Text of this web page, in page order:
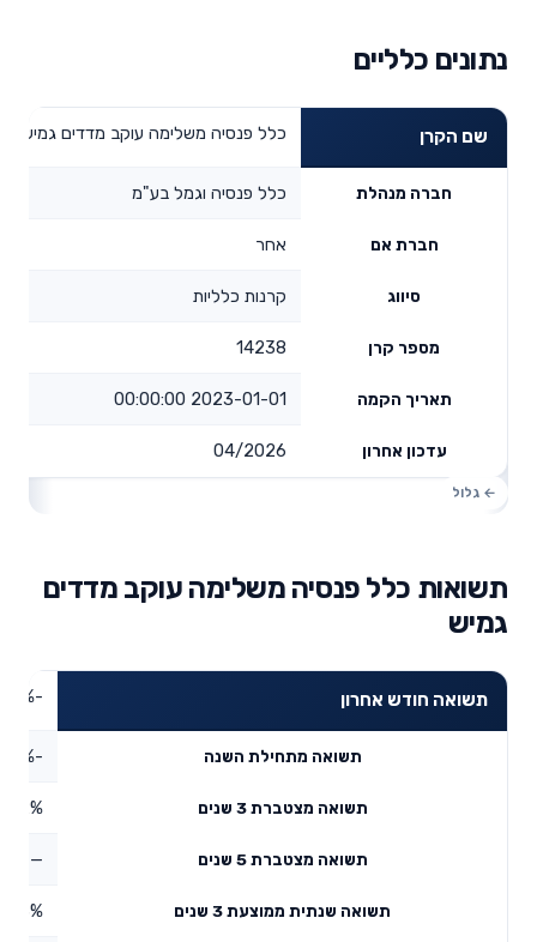
נתונים כלליים
שם הקרן כלל פנסיה משלימה עוקב מדדים גמיש
חברה מנהלת כלל פנסיה וגמל בע"מ
חברת אם אחר
סיווג קרנות כלליות
מספר קרן 14238
תאריך הקמה 2023-01-01 00:00:00
עדכון אחרון 04/2026
תשואות כלל פנסיה משלימה עוקב מדדים
גמיש
תשואה חודש אחרון -1.84%
תשואה מתחילת השנה -4.34%
תשואה מצטברת 3 שנים
תשואה מצטברת 5 שנים —
תשואה שנתית ממוצעת 3 שנים